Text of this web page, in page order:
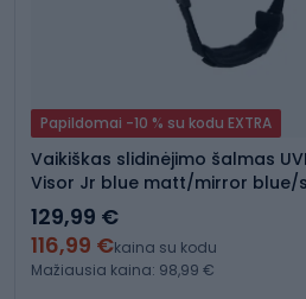
Papildomai -10 % su kodu EXTRA
Vaikiškas slidinėjimo šalmas
Visor Jr blue matt/mirror blue/
129,99 €
116,99 €kaina su kodu
Mažiausia kaina: 98,99 €